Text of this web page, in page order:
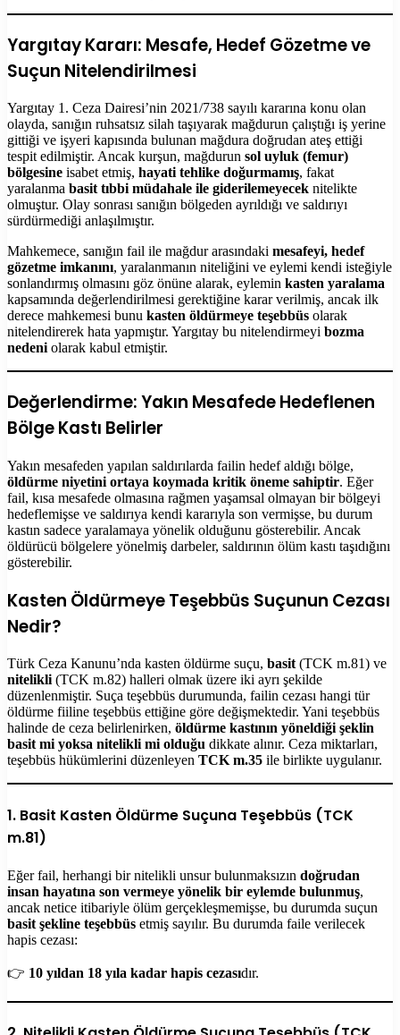
Yargıtay Kararı: Mesafe, Hedef Gözetme ve
Suçun Nitelendirilmesi
Yargıtay 1. Ceza Dairesi’nin 2021/738 sayılı kararına konu olan
olayda, sanığın ruhsatsız silah taşıyarak mağdurun çalıştığı iş yerine
gittiği ve işyeri kapısında bulunan mağdura doğrudan ateş ettiği
tespit edilmiştir. Ancak kurşun, mağdurun sol uyluk (femur)
bölgesine isabet etmiş, hayati tehlike doğurmamış, fakat
yaralanma basit tıbbi müdahale ile giderilemeyecek nitelikte
olmuştur. Olay sonrası sanığın bölgeden ayrıldığı ve saldırıyı
sürdürmediği anlaşılmıştır.
Mahkemece, sanığın fail ile mağdur arasındaki mesafeyi, hedef
gözetme imkanını, yaralanmanın niteliğini ve eylemi kendi isteğiyle
sonlandırmış olmasını göz önüne alarak, eylemin kasten yaralama
kapsamında değerlendirilmesi gerektiğine karar verilmiş, ancak ilk
derece mahkemesi bunu kasten öldürmeye teşebbüs olarak
nitelendirerek hata yapmıştır. Yargıtay bu nitelendirmeyi bozma
nedeniolarak kabul etmiştir.
Değerlendirme: Yakın Mesafede Hedeflenen
Bölge Kastı Belirler
Yakın mesafeden yapılan saldırılarda failin hedef aldığı bölge,
öldürme niyetini ortaya koymada kritik öneme sahiptir. Eğer
fail, kısa mesafede olmasına rağmen yaşamsal olmayan bir bölgeyi
hedeflemişse ve saldırıya kendi kararıyla son vermişse, bu durum
kastın sadece yaralamaya yönelik olduğunu gösterebilir. Ancak
öldürücü bölgelere yönelmiş darbeler, saldırının ölüm kastı taşıdığını
gösterebilir.
Kasten Öldürmeye Teşebbüs Suçunun Cezası
Nedir?
Türk Ceza Kanunu’nda kasten öldürme suçu, basit (TCK m.81) ve
nitelikli (TCK m.82) halleri olmak üzere iki ayrı şekilde
düzenlenmiştir. Suça teşebbüs durumunda, failin cezası hangi tür
öldürme fiiline teşebbüs ettiğine göre değişmektedir. Yani teşebbüs
halinde de ceza belirlenirken, öldürme kastının yöneldiği şeklin
basit mi yoksa nitelikli mi olduğu dikkate alınır. Ceza miktarları,
teşebbüs hükümlerini düzenleyen TCK m.35 ile birlikte uygulanır.
1. Basit Kasten Öldürme Suçuna Teşebbüs (TCK
m.81)
Eğer fail, herhangi bir nitelikli unsur bulunmaksızın doğrudan
insan hayatına son vermeye yönelik bir eylemde bulunmuş,
ancak netice itibariyle ölüm gerçekleşmemişse, bu durumda suçun
basit şekline teşebbüs etmiş sayılır. Bu durumda faile verilecek
hapis cezası:
👉 10 yıldan 18 yıla kadar hapis cezasıdır.